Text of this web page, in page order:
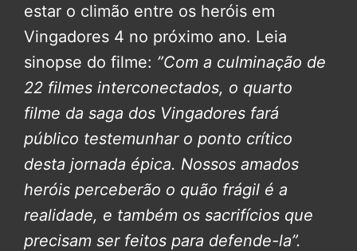
estar o climão entre os heróis em
Vingadores 4 no próximo ano. Leia
sinopse do filme: ”Com a culminação de
22 filmes interconectados, o quarto
filme da saga dos Vingadores fará
público testemunhar o ponto crítico
desta jornada épica. Nossos amados
heróis perceberão o quão frágil é a
realidade, e também os sacrifícios que
precisam ser feitos para defende-la”.